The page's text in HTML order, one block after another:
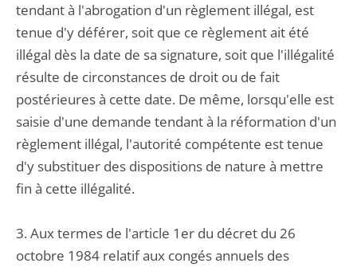
tendant à l'abrogation d'un règlement illégal, est
tenue d'y déférer, soit que ce règlement ait été
illégal dès la date de sa signature, soit que l'illégalité
résulte de circonstances de droit ou de fait
postérieures à cette date. De même, lorsqu'elle est
saisie d'une demande tendant à la réformation d'un
règlement illégal, l'autorité compétente est tenue
d'y substituer des dispositions de nature à mettre
fin à cette illégalité.
3. Aux termes de l'article 1er du décret du 26
octobre 1984 relatif aux congés annuels des